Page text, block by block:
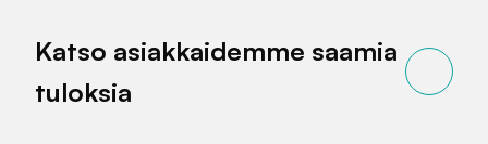
Katso asiakkaidemme saamia
tuloksia